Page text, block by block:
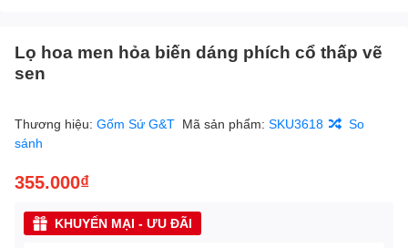
Lọ hoa men hỏa biến dáng phích cổ thấp vẽ
sen
Thương hiệu: Gốm Sứ G&T Mã sản phẩm: SKU3618
So
sánh
355.000₫
KHUYẾN MẠI - ƯU ĐÃI